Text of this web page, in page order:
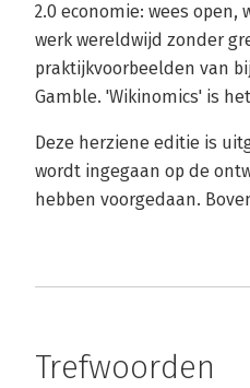
2.0 economie: wees
werk wereldwijd zonder
praktijkvoorbeelden van
Gamble. 'Wikinomics' is
Deze herziene editie is
wordt ingegaan op de
hebben voorgedaan.
Trefwoorden